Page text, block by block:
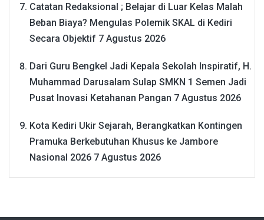
Catatan Redaksional ; Belajar di Luar Kelas Malah
Beban Biaya? Mengulas Polemik SKAL di Kediri
Secara Objektif 7 Agustus 2026
Dari Guru Bengkel Jadi Kepala Sekolah Inspiratif, H.
Muhammad Darusalam Sulap SMKN 1 Semen Jadi
Pusat Inovasi Ketahanan Pangan 7 Agustus 2026
Kota Kediri Ukir Sejarah, Berangkatkan Kontingen
Pramuka Berkebutuhan Khusus ke Jambore
Nasional 2026 7 Agustus 2026